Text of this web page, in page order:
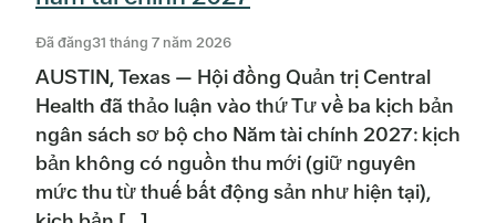
Đã đăng31 tháng 7 năm 2026
AUSTIN, Texas — Hội đồng Quản trị Central
Health đã thảo luận vào thứ Tư về ba kịch bản
ngân sách sơ bộ cho Năm tài chính 2027: kịch
bản không có nguồn thu mới (giữ nguyên
mức thu từ thuế bất động sản như hiện tại),